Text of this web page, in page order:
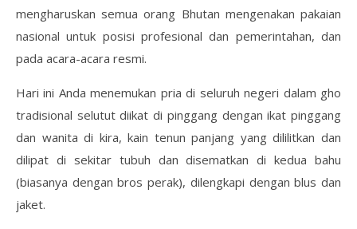
mengharuskan semua orang Bhutan mengenakan pakaian
nasional untuk posisi profesional dan pemerintahan, dan
pada acara-acara resmi.
Hari ini Anda menemukan pria di seluruh negeri dalam gho
tradisional selutut diikat di pinggang dengan ikat pinggang
dan wanita di kira, kain tenun panjang yang dililitkan dan
dilipat di sekitar tubuh dan disematkan di kedua bahu
(biasanya dengan bros perak), dilengkapi dengan blus dan
jaket.